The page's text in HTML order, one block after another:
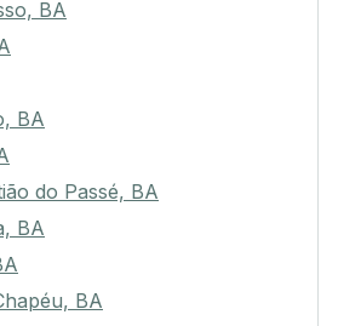
BA
BA
do Passé, BA
BA
BA